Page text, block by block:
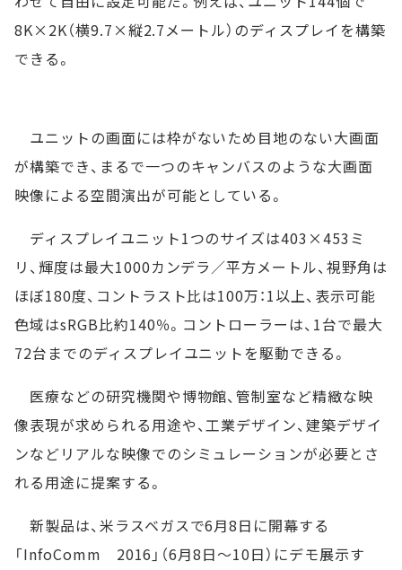
8K×2K（横9.7×縦2.7メートル）のディスプレイを構築
できる。
ユニットの画面には枠がないため目地のない大画面
が構築でき、まるで一つのキャンバスのような大画面
映像による空間演出が可能としている。
ディスプレイユニット1つのサイズは403×453ミ
リ、輝度は最大1000カンデラ／平方メートル、視野角は
ほぼ180度、コントラスト比は100万：1以上、表示可能
色域はsRGB比約140％。コントローラーは、1台で最大
72台までのディスプレイユニットを駆動できる。
医療などの研究機関や博物館、管制室など精緻な映
像表現が求められる用途や、工業デザイン、建築デザイ
ンなどリアルな映像でのシミュレーションが必要とさ
れる用途に提案する。
新製品は、米ラスベガスで6月8日に開幕する
「InfoComm 2016」（6月8日～10日）にデモ展示す